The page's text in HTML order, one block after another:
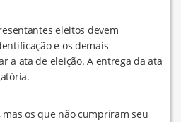
eleitos devem
e os demais
a ata de eleição. A entrega da ata
os que não cumpriram seu